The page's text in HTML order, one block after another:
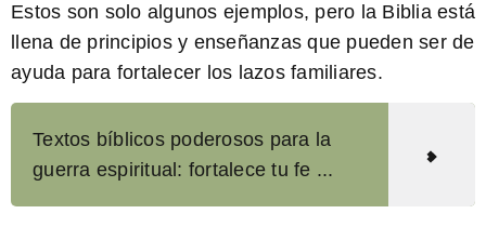
Estos son solo algunos ejemplos, pero la Biblia está
llena de principios y enseñanzas que pueden ser de
ayuda para fortalecer los lazos familiares.
Textos bíblicos poderosos para la
guerra espiritual: fortalece tu fe ...